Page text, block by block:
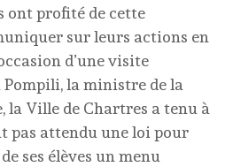
ont profité de cette
sur leurs actions en
d’une visite
la ministre de la
Ville de Chartres a tenu à
pas attendu une loi pour
ses élèves un menu